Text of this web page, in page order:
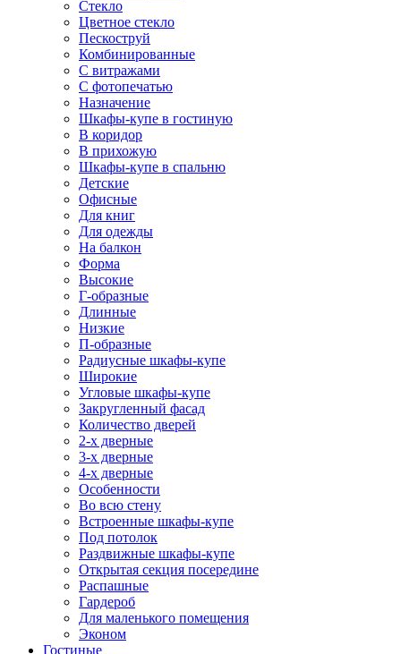
Стекло
Цветное стекло
Пескоструй
Комбинированные
С витражами
С фотопечатью
Назначение
Шкафы-купе в гостиную
В коридор
В прихожую
Шкафы-купе в спальню
Детские
Офисные
Для книг
Для одежды
На балкон
Форма
Высокие
Г-образные
Длинные
Низкие
П-образные
Радиусные шкафы-купе
Широкие
Угловые шкафы-купе
Закругленный фасад
Количество дверей
2-х дверные
3-х дверные
4-х дверные
Особенности
Во всю стену
Встроенные шкафы-купе
Под потолок
Раздвижные шкафы-купе
Открытая секция посередине
Распашные
Гардероб
Для маленького помещения
Эконом
Гостиные